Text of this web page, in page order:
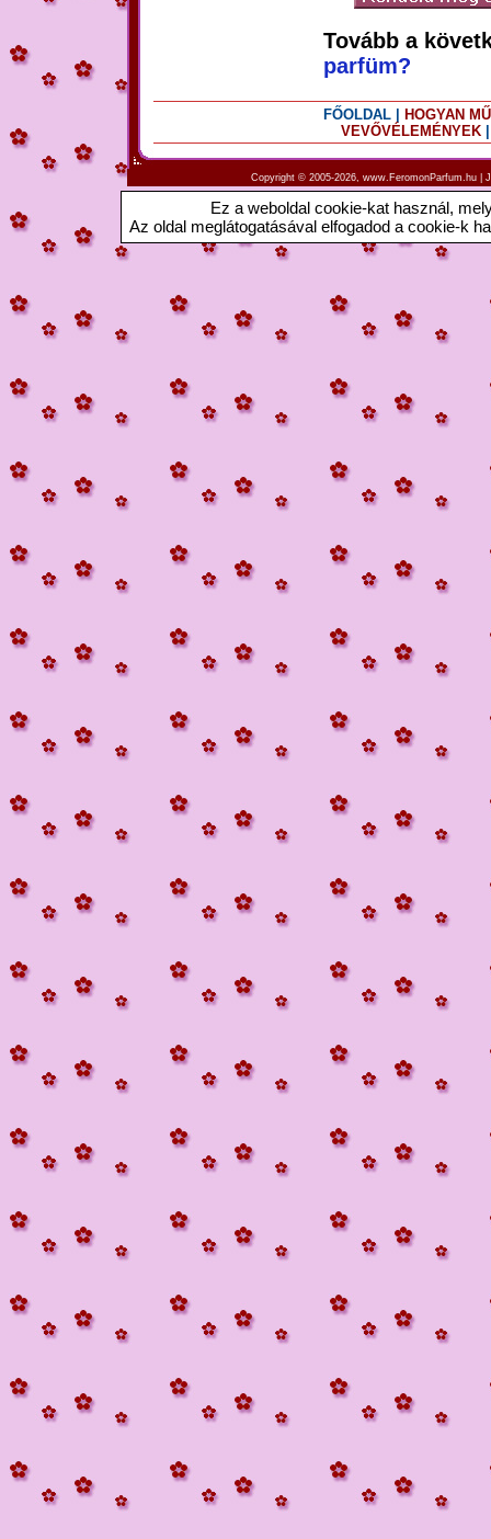
Tovább a
parfüm?
FŐOLDAL |
HOGYAN
VEVŐVÉLEMÉNYEK
Copyright © 2005-2026, www.FeromonParfum.hu |
Ez a weboldal cookie-kat használ,
Az oldal meglátogatásával elfogadod a cookie-k